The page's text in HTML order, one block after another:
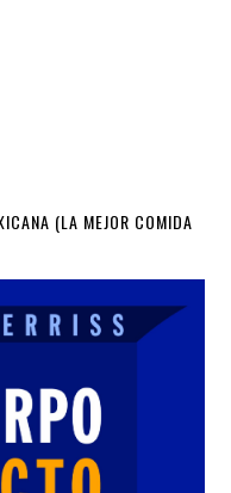
(LA MEJOR COMIDA